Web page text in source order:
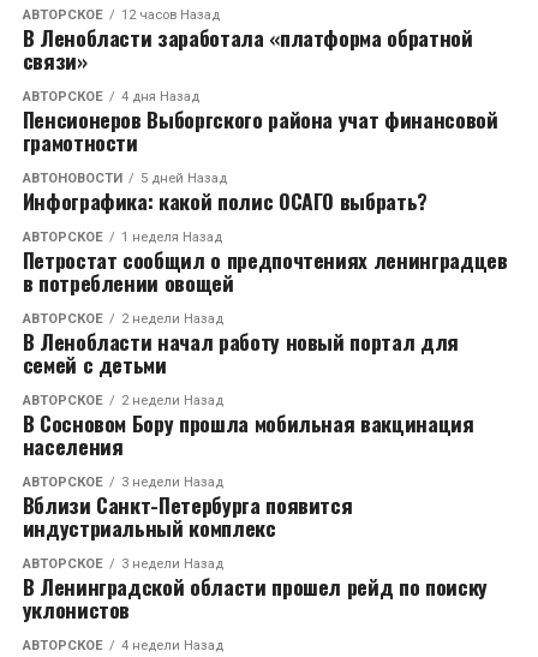
АВТОРСКОЕ 12 часов Назад
В Ленобласти заработала «платформа обратной
связи»
АВТОРСКОЕ 4 дня Назад
Пенсионеров Выборгского района учат финансовой
грамотности
АВТОНОВОСТИ 5 дней Назад
Инфографика: какой полис ОСАГО выбрать?
АВТОРСКОЕ 1 неделя Назад
Петростат сообщил о предпочтениях ленинградцев
в потреблении овощей
АВТОРСКОЕ 2 недели Назад
В Ленобласти начал работу новый портал для
семей с детьми
АВТОРСКОЕ 2 недели Назад
В Сосновом Бору прошла мобильная вакцинация
населения
АВТОРСКОЕ 3 недели Назад
Вблизи Санкт-Петербурга появится
индустриальный комплекс
АВТОРСКОЕ 3 недели Назад
В Ленинградской области прошел рейд по поиску
уклонистов
АВТОРСКОЕ 4 недели Назад